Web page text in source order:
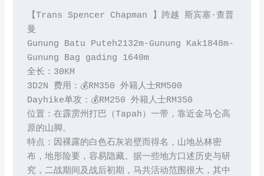
【Trans Spencer Chapman 】跨越 斯宾塞·查普
曼
Gunung Batu Puteh2132m-Gunung Kak1848m-
Gunung Bag gading 1640m
全长：30KM
3D2N 费用：💰RM350 外籍人士RM500
Dayhike单攻：💰RM250 外籍人士RM350
位置：在霹雳州打巴（Tapah）一带，靠近金马仑高
原的山脚。
特点：因裸露的白色石灰岩壁而得名，山地丛林密
布，地形险要，容易隐藏。据一些地方口述历史与研
究，二战期间及战后初期，马共活动范围很大，其中